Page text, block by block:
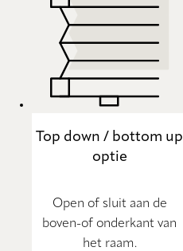
Top down / bottom up
optie
Open of sluit aan de
boven-of onderkant van
het raam.